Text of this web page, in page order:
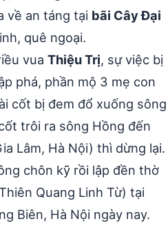
về an táng tại bãi Cây Đại
quê ngoại.
vua Thiệu Trị, sự việc bị
phá, phần mộ 3 mẹ con
cốt bị đem đổ xuống sông
trôi ra sông Hồng đến
Lâm, Hà Nội) thì dừng lại.
chôn kỹ rồi lập đền thờ
Quang Linh Từ) tại
Biên, Hà Nội ngày nay.